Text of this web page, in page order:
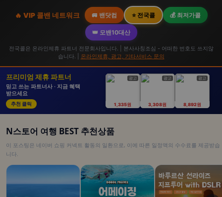
🔥 VIP 콜밴 네트워크 🚐 밴닷컴 ⭐ 전국콜 💰 최저가콜
👑 모밴10대산
전국콜은 온라인제휴 파트너 전문회사입니다. | 본사사칭조심 - 어떠한 번호도 쓰지않
습니다. |
온라인제휴, 광고, 기타서비스 문의
프리미엄 제휴 파트너
믿고 쓰는 파트너사 · 지금 혜택
받으세요
추천 클릭
광고
1,335원
광고
3,308원
광고
8,892원
N스토어 여행 BEST 추천상품
이 포스팅은 네이버 쇼핑 커넥트 활동의 일환으로, 이에 따른 일정액의 수수료를 제공받습
니다.